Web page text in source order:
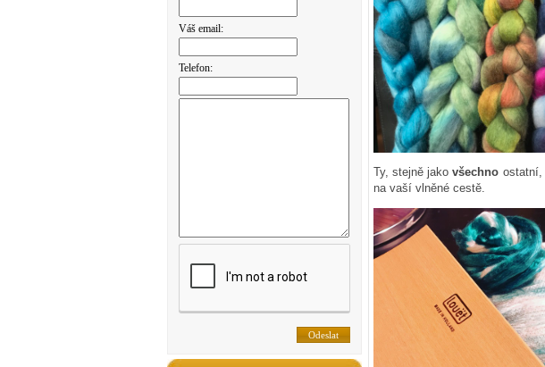
Váš email:
Telefon:
Ty, stejně jakovšechno ostatní,
na vaší vlněné cestě.